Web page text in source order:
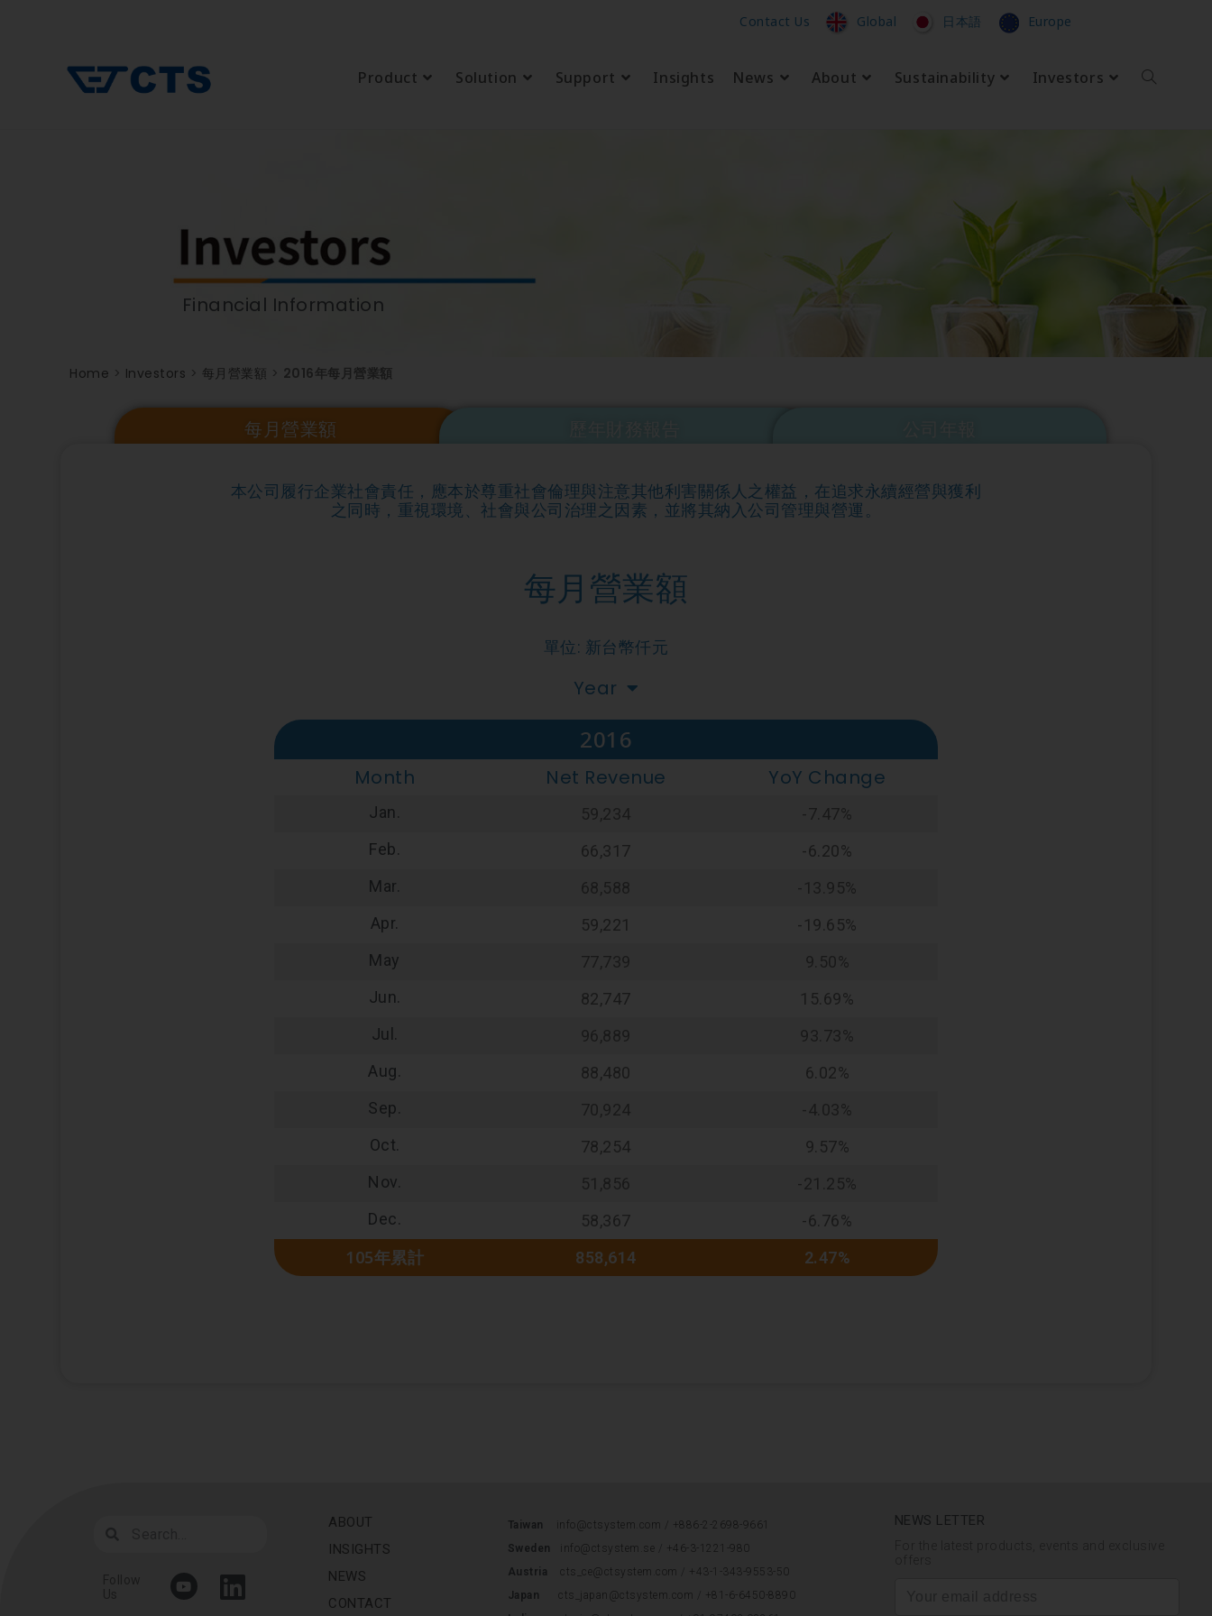
Contact Us Global 日本語 Europe
Product Solution Support Insights News About Sustainability Investors
Financial Information
Home > Investors > 每月營業額 > 2016年每月營業額
每月營業額
本公司履行企業社會責任，應本於尊重社會倫理與注意其他利害關係人之權益，在追求永續經營與獲利
之同時，重視環境、社會與公司治理之因素，並將其納入公司管理與營運。
每月營業額
單位: 新台幣仟元
Year
2016
Month Net Revenue YoY Change
Jan. 59,234
-7.47%
Feb.
66,317
-6.20%
Mar.
68,588
-13.95%
Apr.
59,221
-19.65%
May
77,739
9.50%
Jun.
82,747
15.69%
Jul.
96,889
93.73%
Aug.
88,480
6.02%
Sep.
70,924
-4.03%
Oct.
78,254
9.57%
Nov.
51,856
-21.25%
Dec.
58,367 -6.76%
105年累計 858,614 2.47%
ABOUT
INSIGHTS
NEWS
CONTACT
Taiwan info@ctsystem.com /
+886-2-2698-9661
Sweden
info@ctsystem.se
+46-3-1221-980
Austria
cts_ce@ctsystem.com
+43-1-343-9553-50
Japan
cts_japan@ctsystem.com
+81-6-6450-8890
NEWS LETTER